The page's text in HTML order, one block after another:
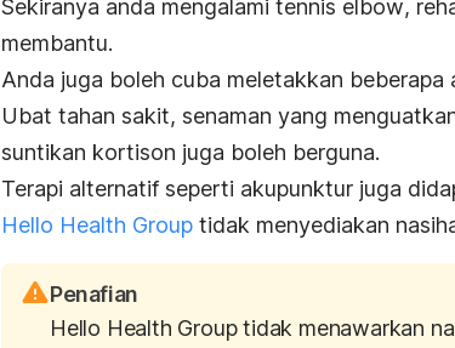
Sekiranya anda mengalami tennis elbow,
membantu.
Anda juga boleh cuba meletakkan beberapa
Ubat tahan sakit, senaman yang
suntikan kortison juga boleh berguna.
Terapi alternatif seperti akupunktur juga
Hello Health Group tidak menyediakan
Penafian
Hello Health Group tidak menawarkan